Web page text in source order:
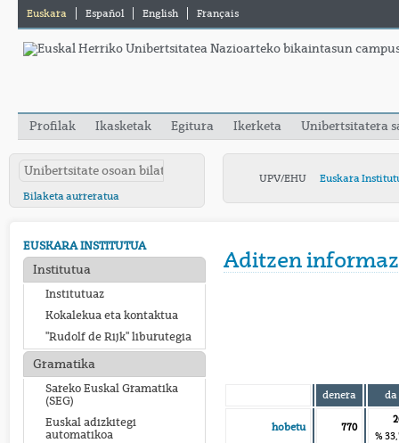
Euskara Español English Français
Profilak Ikasketak Egitura Ikerketa Unibertsitatera
Bilaketa aurreratua
UPV/EHU Euskara
EUSKARA INSTITUTUA
Institutua
Institutuaz
Kokalekua eta kontaktua
"Rudolf de Rijk" liburutegia
Gramatika
Sareko Euskal Gramatika
(SEG)
Euskal adizkitegi
automatikoa
Aditzen
denera da
hobetu 770
%